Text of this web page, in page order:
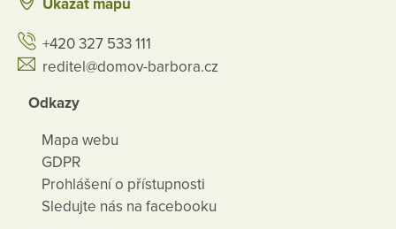
Ukázat mapu
+420 327 533 111
reditel@domov-barbora.cz
Odkazy
Mapa webu
GDPR
Prohlášení o přístupnosti
Sledujte nás na facebooku